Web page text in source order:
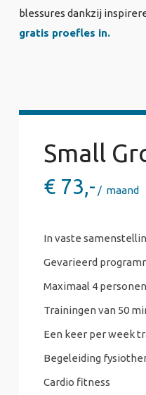
blessures dankzij
gratis proefles in.
Small
€73,- maand
In vaste
Gevarieerd
Maximaal 4 personen
Trainingen van 50
Een keer per week
Begeleiding
Cardio fitness